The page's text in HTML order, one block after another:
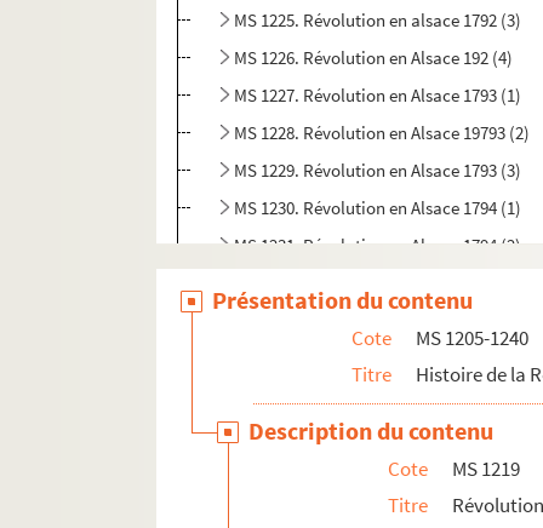
MS 1225. Révolution en alsace 1792 (3)
MS 1226. Révolution en Alsace 192 (4)
MS 1227. Révolution en Alsace 1793 (1)
MS 1228. Révolution en Alsace 19793 (2)
MS 1229. Révolution en Alsace 1793 (3)
MS 1230. Révolution en Alsace 1794 (1)
MS 1231. Révolution en Alsace 1794 (2)
MS 1236. Révolution en Alsace 1797
MS 1237. Révolution en Alsace 1798
MS 1238. Révolution en Alsace 1799
Présentation du contenu
Cote
MS 1205-1240
Titre
Histoire de la
Description du contenu
Cote
MS 1219
Titre